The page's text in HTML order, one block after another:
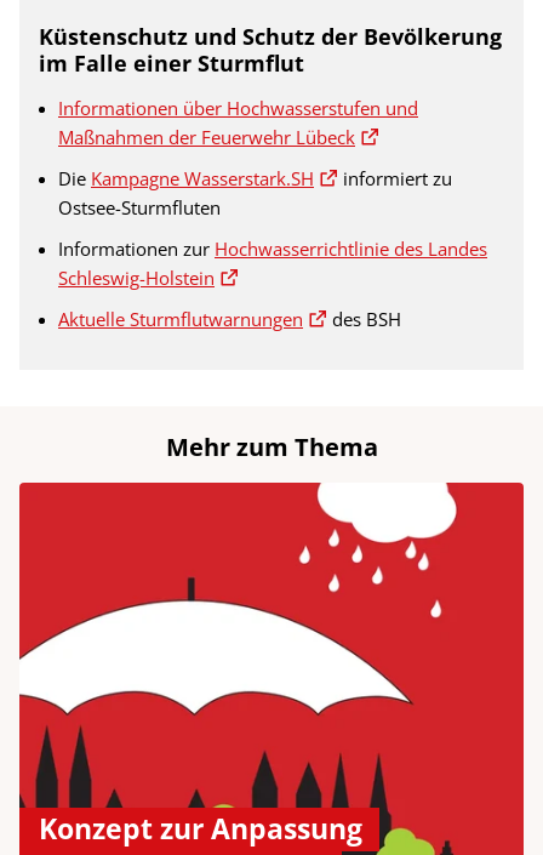
Küstenschutz und Schutz der Bevölkerung
im Falle einer Sturmflut
Informationen über Hochwasserstufen und
Maßnahmen der Feuerwehr Lübeck
Die Kampagne Wasserstark.SH
informiert zu
Ostsee-Sturmfluten
Informationen zur Hochwasserrichtlinie des Landes
Schleswig-Holstein
Aktuelle Sturmflutwarnungen
des BSH
Mehr zum Thema
Konzept zur Anpassung